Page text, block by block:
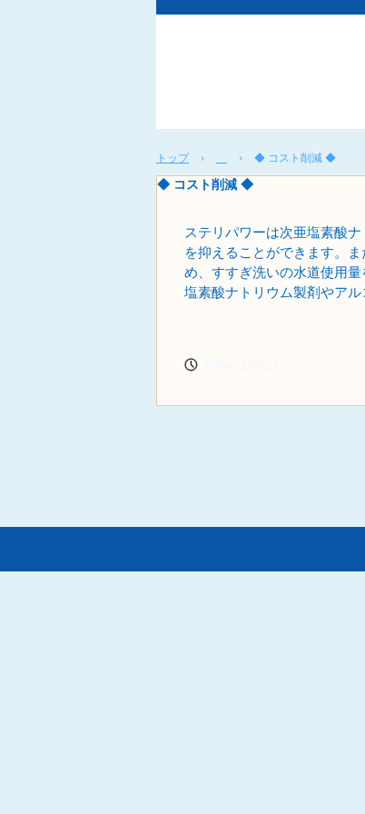
トップ › › ◆ コスト削減 ◆
◆ コスト削減 ◆
ステリパワーは次亜塩素酸
を抑えることができます。
め、すすぎ洗いの水道使用
塩素酸ナトリウム製剤やア